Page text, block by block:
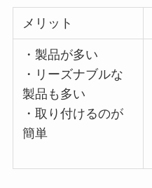
メリット
・製品が多い
・リーズナブルな
製品も多い
・取り付けるのが
簡単